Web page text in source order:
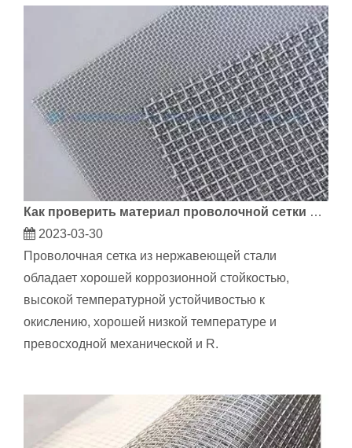
Как проверить материал проволочной сетки из нержавеющей стали
2023-03-30
Проволочная сетка из нержавеющей стали
обладает хорошей коррозионной стойкостью,
высокой температурной устойчивостью к
окислению, хорошей низкой температуре и
превосходной механической и R.